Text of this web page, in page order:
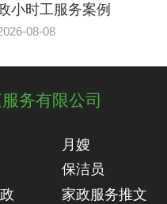
小时工服务案例
08-08
务有限公司
月嫂
保洁员
家政服务推文